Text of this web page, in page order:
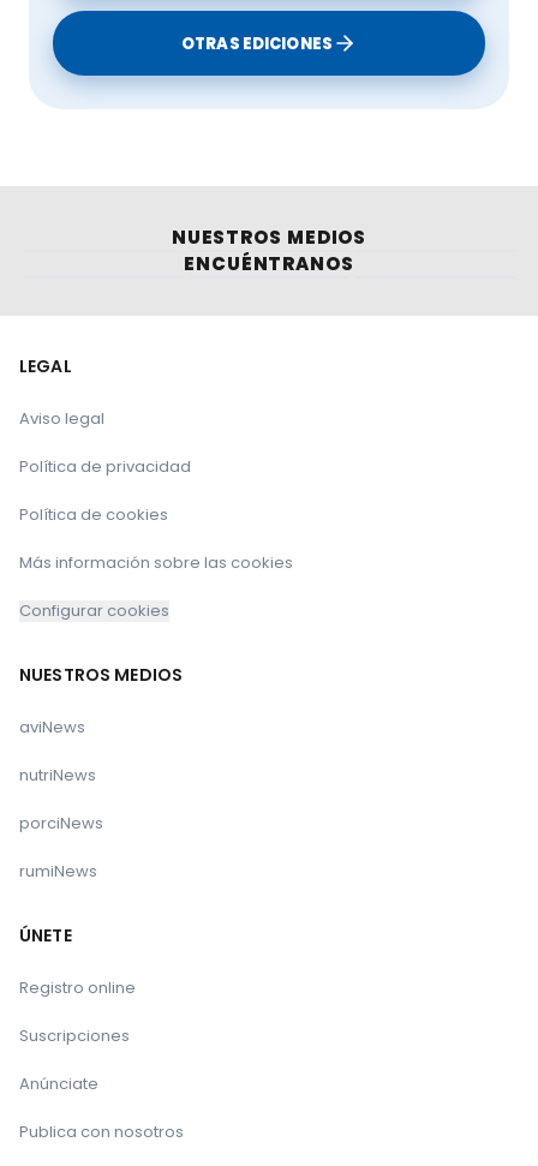
OTRAS EDICIONES
NUESTROS MEDIOS
ENCUÉNTRANOS
LEGAL
Aviso legal
Política de privacidad
Política de cookies
Más información sobre las cookies
Configurar cookies
NUESTROS MEDIOS
aviNews
nutriNews
porciNews
rumiNews
ÚNETE
Registro online
Suscripciones
Anúnciate
Publica con nosotros